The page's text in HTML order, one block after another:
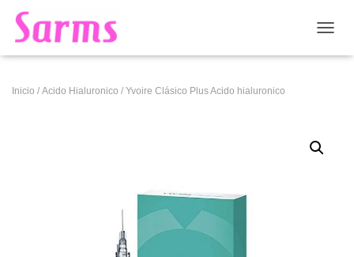
Inicio / Acido Hialuronico / Yvoire Clásico Plus Acido hialuronico